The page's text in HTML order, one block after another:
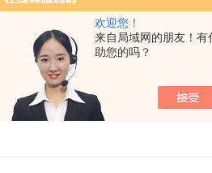
欢迎您！
来自局域网的朋友！有
助您的吗？